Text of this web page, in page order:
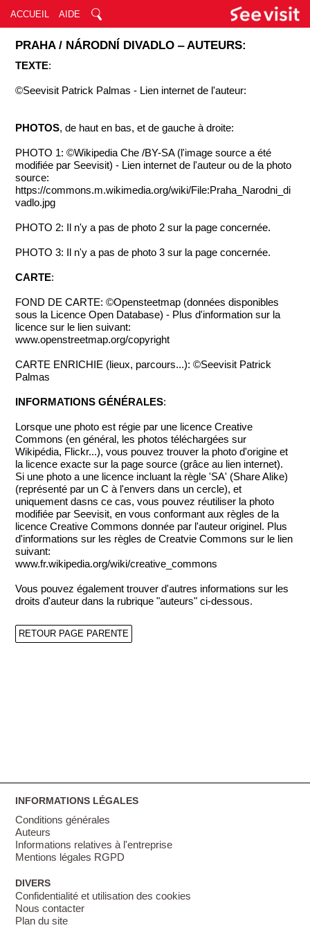
ACCUEIL AIDE
PRAHA / NÁRODNÍ DIVADLO ‒ AUTEURS:
TEXTE:
©Seevisit Patrick Palmas - Lien internet de l'auteur:
PHOTOS, de haut en bas, et de gauche à droite:
PHOTO 1: ©Wikipedia Che /BY-SA (l'image source a été
modifiée par Seevisit) - Lien internet de l'auteur ou de la photo
source:
https://commons.m.wikimedia.org/wiki/File:Praha_Narodni_di
vadlo.jpg
PHOTO 2: Il n'y a pas de photo 2 sur la page concernée.
PHOTO 3: Il n'y a pas de photo 3 sur la page concernée.
CARTE:
FOND DE CARTE: ©Opensteetmap (données disponibles
sous la Licence Open Database) - Plus d'information sur la
licence sur le lien suivant:
www.openstreetmap.org/copyright
CARTE ENRICHIE (lieux, parcours...): ©Seevisit Patrick
Palmas
INFORMATIONS GÉNÉRALES:
Lorsque une photo est régie par une licence Creative
Commons (en général, les photos téléchargées sur
Wikipédia, Flickr...), vous pouvez trouver la photo d'origine et
la licence exacte sur la page source (grâce au lien internet).
Si une photo a une licence incluant la règle 'SA' (Share Alike)
(représenté par un C à l'envers dans un cercle), et
uniquement dasns ce cas, vous pouvez réutiliser la photo
modifiée par Seevisit, en vous conformant aux règles de la
licence Creative Commons donnée par l'auteur originel. Plus
d'informations sur les règles de Creatvie Commons sur le lien
suivant:
www.fr.wikipedia.org/wiki/creative_commons
Vous pouvez également trouver d'autres informations sur les
droits d'auteur dans la rubrique "auteurs" ci-dessous.
RETOUR PAGE PARENTE
INFORMATIONS LÉGALES
Conditions générales
Auteurs
Informations relatives à l'entreprise
Mentions légales RGPD
DIVERS
Confidentialité et utilisation des cookies
Nous contacter
Plan du site